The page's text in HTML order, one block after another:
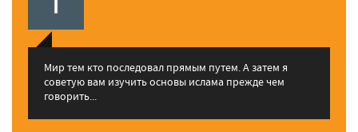
Мир тем кто последовал прямым путем. А затем я
советую вам изучить основы ислама прежде чем
говорить...